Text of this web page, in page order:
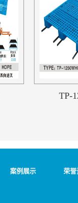
TP-
案例展示 荣誉